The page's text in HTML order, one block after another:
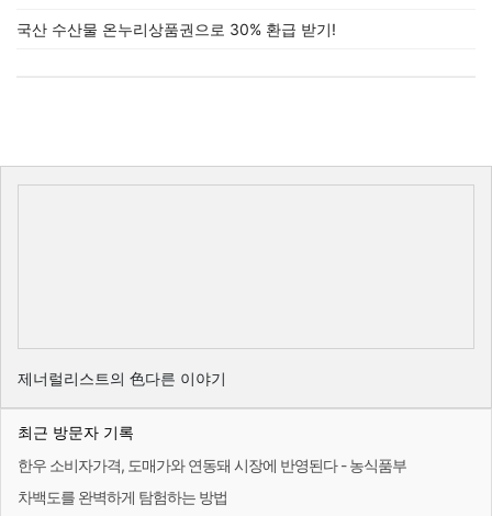
국산 수산물 온누리상품권으로 30% 환급 받기!
제너럴리스트의 色다른 이야기
최근 방문자 기록
한우 소비자가격, 도매가와 연동돼 시장에 반영된다 - 농식품부
차백도를 완벽하게 탐험하는 방법